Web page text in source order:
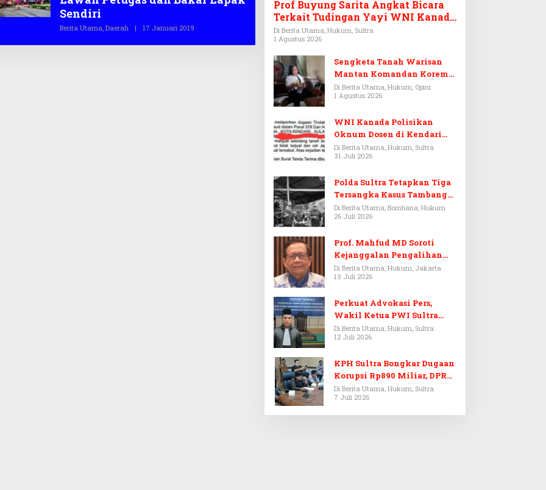
Sendiri
Berita Utama, Daerah | 17 Januari 2019
E
Prof Buyung Sarita Angkat Bicara
Terkait Tudingan Yayi WNI Kanada
Ditagih Utang Rp3,6 Miliar
Di Berita Utama, Hukum, Sultra
1 Agustus 2026
Sengketa Tanah Warisan
Mantan Komandan Korem
143/HO, Ketika Warisan
Menjadi Arena Pemerasan
Di Berita Utama, Hukum, Opini
1 Agustus 2026
WNI Kanada Polisikan
Oknum Dosen di Kendari
Terkait Aset Puluhan Miliar
Di Berita Utama, Hukum, Sultra
31 Juli 2026
Polda Sultra Tetapkan Tiga
Tersangka Kasus Tambang
Emas Ilegal di Bombana
Di Berita Utama, Bombana, Hukum
26 Juli 2026
Prof. Mahfud MD Soroti
Kejanggalan Pengalihan
Penyelidikan Tersangka
Febrie Adriansyah
Di Berita Utama, Hukum, Jakarta
13 Juli 2026
Perkuat Advokasi Pers,
Wakil Ketua PWI Sultra
Resmi Dilantik Menjadi
Advokat PERADI
Di Berita Utama, Hukum, Sultra
12 Juli 2026
KPH Sultra Bongkar Dugaan
Korupsi Rp890 Miliar, DPRD
Sultra Gelar RDP
Di Berita Utama, Hukum, Sultra
7 Juli 2026